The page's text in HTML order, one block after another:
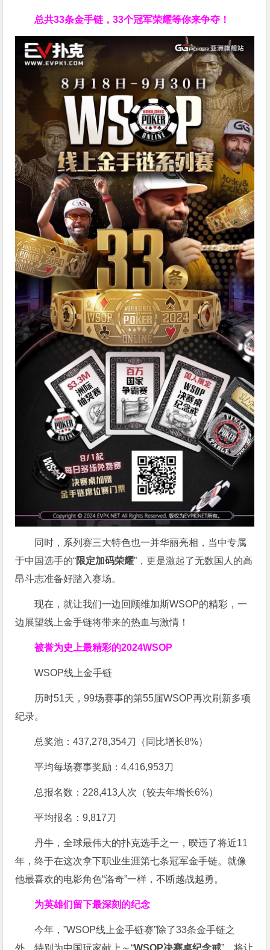
总共33条金手链，33个冠军荣耀等你来争夺！
同时，系列赛三大特色也一并华丽亮相，当中专属
于中国选手的“限定加码荣耀”，更是激起了无数国人的高
昂斗志准备好踏入赛场。
现在，就让我们一边回顾维加斯WSOP的精彩，一
边展望线上金手链将带来的热血与激情！
被誉为史上最精彩的2024WSOP
WSOP线上金手链
历时51天，99场赛事的第55届WSOP再次刷新多项
纪录。
总奖池：437,278,354刀（同比增长8%）
平均每场赛事奖励：4,416,953刀
总报名数：228,413人次（较去年增长6%）
平均报名：9,817刀
丹牛，全球最伟大的扑克选手之一，暌违了将近11
年，终于在这次拿下职业生涯第七条冠军金手链。就像
他最喜欢的电影角色“洛奇”一样，不断越战越勇。
为英雄们留下最深刻的纪念
今年，”WSOP线上金手链赛”除了33条金手链之
外，特别为中国玩家献上～“WSOP决赛桌纪念戒”，将让